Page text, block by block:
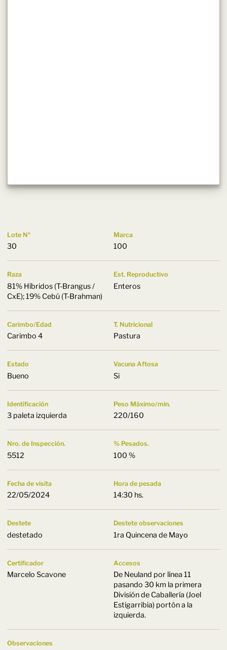
Lote Nº
30
Marca
100
Raza
81% Híbridos (T-Brangus /
CxE); 19% Cebú (T-Brahman)
Est. Reproductivo
Enteros
Carimbo/Edad
Carimbo 4
T. Nutricional
Pastura
Estado
Bueno
Vacuna Aftosa
Si
Identificación
3 paleta izquierda
Peso Máximo/min.
220/160
Nro. de Inspección.
5512
% Pesados.
100 %
Fecha de visita
22/05/2024
Hora de pesada
14:30 hs.
Destete
destetado
Destete observaciones
1ra Quincena de Mayo
Certificador
Marcelo Scavone
Accesos
De Neuland por lí­nea 11
pasando 30 km la primera
División de Caballería (Joel
Estigarribia) portón a la
izquierda.
Observaciones